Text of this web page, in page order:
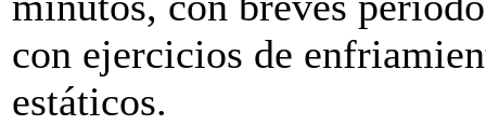
con ejercicios de
estáticos.